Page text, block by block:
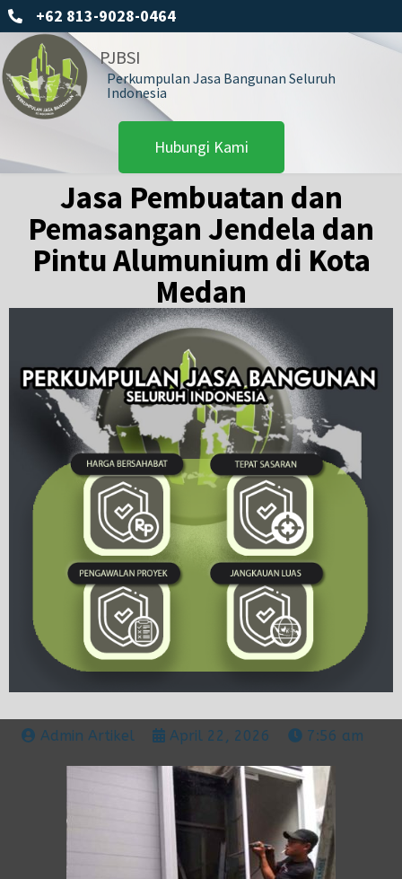
+62 813-9028-0464
PJBSI
Perkumpulan Jasa Bangunan Seluruh
Indonesia
Hubungi Kami
Jasa Pembuatan dan
Pemasangan Jendela dan
Pintu Alumunium di Kota
Medan
Admin Artikel April 22, 2026 7:56 am